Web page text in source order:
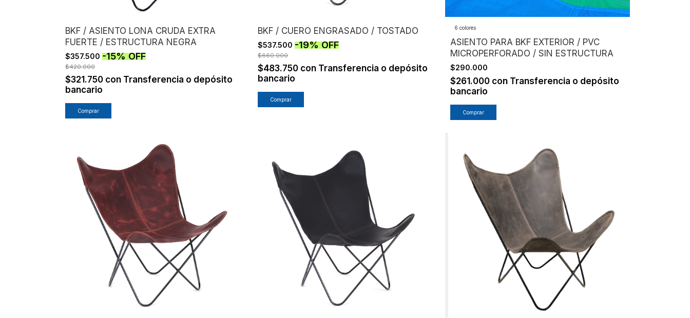
BKF / ASIENTO LONA CRUDA EXTRA
FUERTE / ESTRUCTURA NEGRA
$357.500 -15%OFF
$420.000
$321.750 con Transferencia o depósito
bancario
Comprar
BKF / CUERO ENGRASADO / TOSTADO
$537.500 -19%OFF
$660.000
$483.750 con Transferencia o depósito
bancario
Comprar
6 colores
ASIENTO PARA BKF EXTERIOR / PVC
MICROPERFORADO / SIN ESTRUCTURA
$290.000
$261.000 con Transferencia o depósito
bancario
Comprar